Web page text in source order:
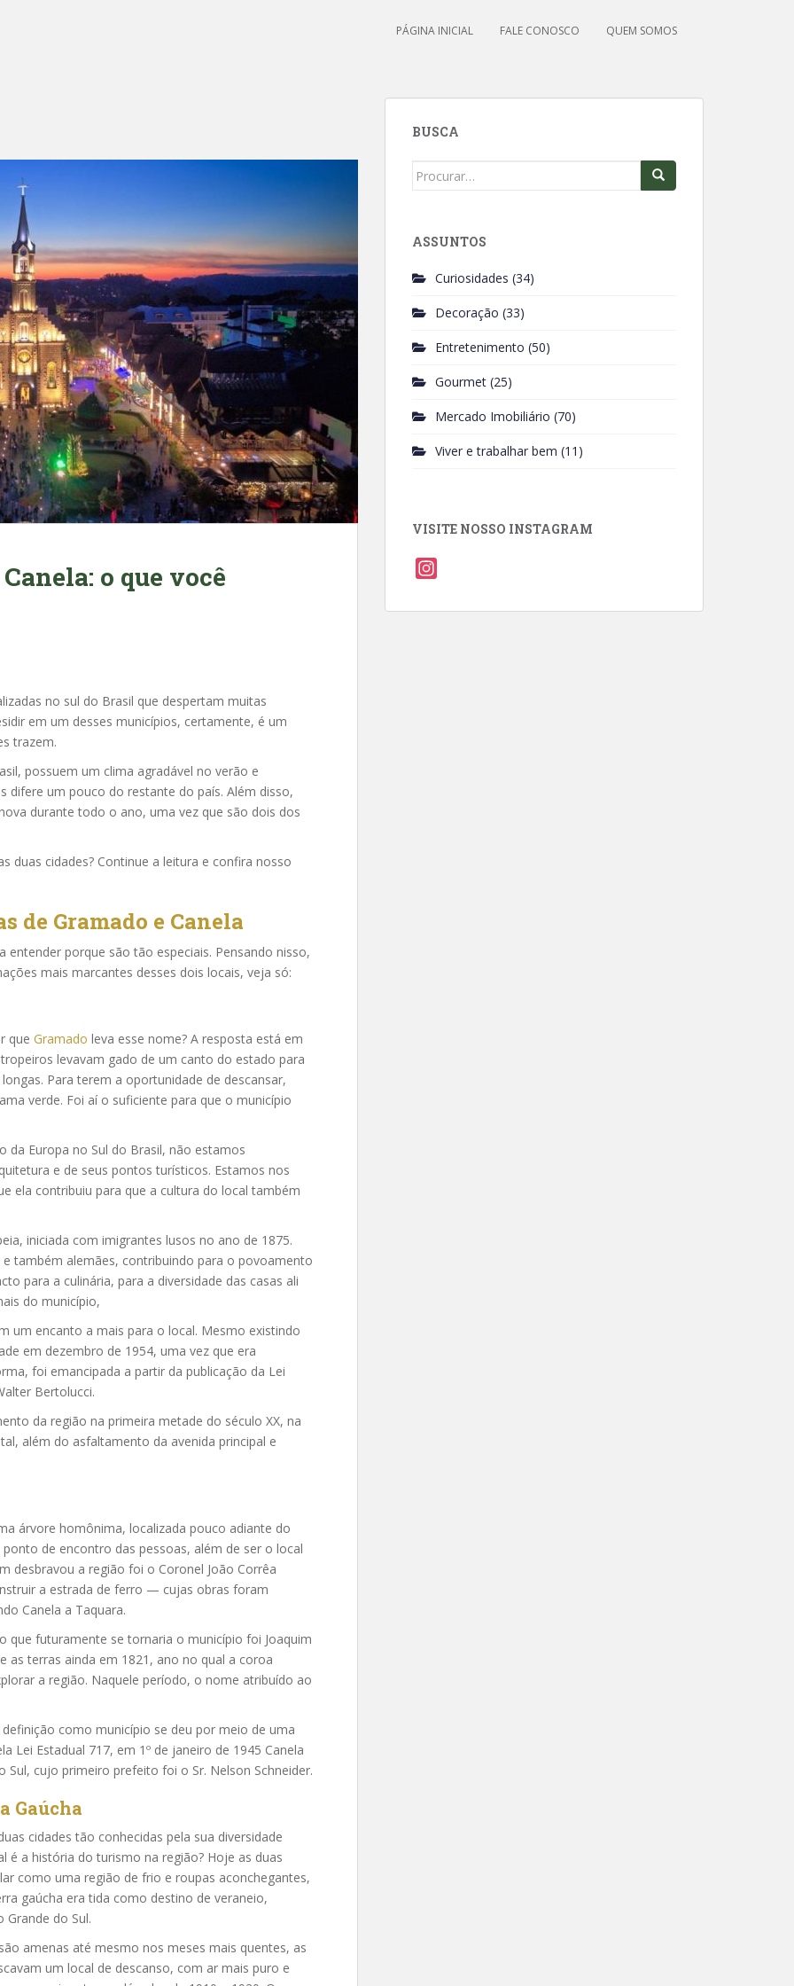
PÁGINA INICIAL FALE CONOSCO QUEM SOMOS
o que você
no sul do Brasil que despertam muitas
em um desses municípios, certamente, é um
trazem.
possuem um clima agradável no verão e
difere um pouco do restante do país. Além disso,
durante todo o ano, uma vez que são dois dos
duas cidades? Continue a leitura e confira nosso
de Gramado e Canela
entender porque são tão especiais. Pensando nisso,
mais marcantes desses dois locais, veja só:
que Gramado leva esse nome? A resposta está em
levavam gado de um canto do estado para
Para terem a oportunidade de descansar,
verde. Foi aí o suficiente para que o município
da Europa no Sul do Brasil, não estamos
e de seus pontos turísticos. Estamos nos
ela contribuiu para que a cultura do local também
iniciada com imigrantes lusos no ano de 1875.
também alemães, contribuindo para o povoamento
para a culinária, para a diversidade das casas ali
do município,
um encanto a mais para o local. Mesmo existindo
em dezembro de 1954, uma vez que era
foi emancipada a partir da publicação da Lei
Bertolucci.
da região na primeira metade do século XX, na
além do asfaltamento da avenida principal e
árvore homônima, localizada pouco adiante do
de encontro das pessoas, além de ser o local
desbravou a região foi o Coronel João Corrêa
a estrada de ferro — cujas obras foram
Canela a Taquara.
futuramente se tornaria o município foi Joaquim
as terras ainda em 1821, ano no qual a coroa
a região. Naquele período, o nome atribuído ao
como município se deu por meio de uma
Lei Estadual 717, em 1º de janeiro de 1945 Canela
cujo primeiro prefeito foi o Sr. Nelson Schneider.
Gaúcha
cidades tão conhecidas pela sua diversidade
é a história do turismo na região? Hoje as duas
como uma região de frio e roupas aconchegantes,
gaúcha era tida como destino de veraneio,
do Sul.
amenas até mesmo nos meses mais quentes, as
um local de descanso, com ar mais puro e
BUSCA
Search
ASSUNTOS
Curiosidades (34)
Decoração (33)
Entretenimento (50)
Gourmet (25)
Mercado Imobiliário (70)
Viver e trabalhar bem (11)
VISITE NOSSO INSTAGRAM
s